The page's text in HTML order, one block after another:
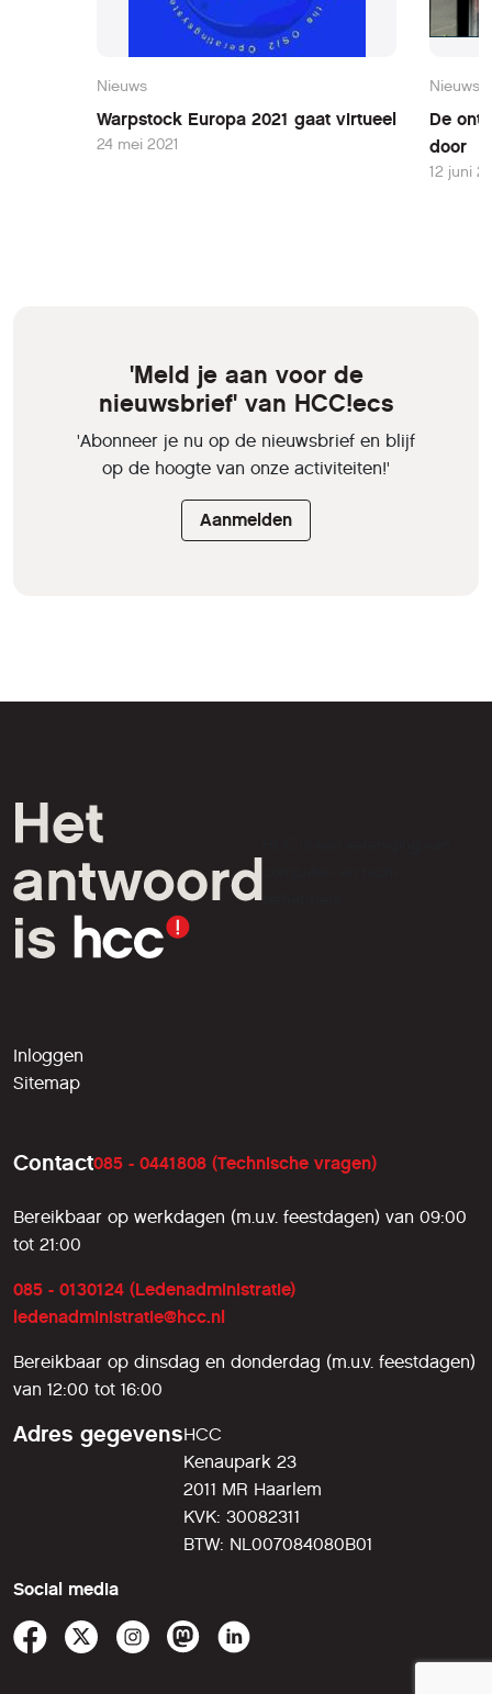
Nieuws
Warpstock Europa 2021 gaat virtueel
24 mei 2021
Nieuws
De
door
12 juni
'Meld je aan voor de
nieuwsbrief' van HCC!ecs
'Abonneer je nu op de nieuwsbrief en blijf
op de hoogte van onze activiteiten!'
Aanmelden
liefhebbers.
Inloggen
Sitemap
Contact085 - 0441808 (Technische vragen)
Bereikbaar op werkdagen (m.u.v. feestdagen) van 09:00
tot 21:00
085 - 0130124 (Ledenadministratie)
ledenadministratie@hcc.nl
Bereikbaar op dinsdag en donderdag (m.u.v. feestdagen)
van 12:00 tot 16:00
Adres gegevensHCC
Kenaupark 23
2011 MR Haarlem
KVK: 30082311
BTW: NL007084080B01
Social media